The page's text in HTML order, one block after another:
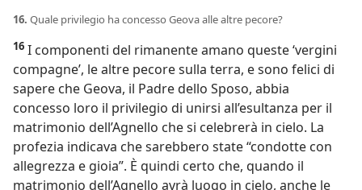
16. Quale privilegio ha concesso Geova alle altre pecore?
16 I componenti del rimanente amano queste ‘vergini
compagne’, le altre pecore sulla terra, e sono felici di
sapere che Geova, il Padre dello Sposo, abbia
concesso loro il privilegio di unirsi all’esultanza per il
matrimonio dell’Agnello che si celebrerà in cielo. La
profezia indicava che sarebbero state “condotte con
allegrezza e gioia”. È quindi certo che, quando il
matrimonio dell’Agnello avrà luogo in cielo, anche le